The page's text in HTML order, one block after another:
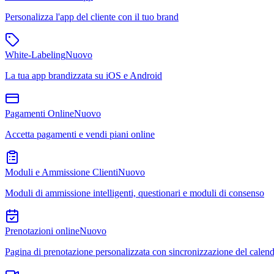
Personalizza l'app del cliente con il tuo brand
White-LabelingNuovo
La tua app brandizzata su iOS e Android
Pagamenti OnlineNuovo
Accetta pagamenti e vendi piani online
Moduli e Ammissione ClientiNuovo
Moduli di ammissione intelligenti, questionari e moduli di consenso
Prenotazioni onlineNuovo
Pagina di prenotazione personalizzata con sincronizzazione del